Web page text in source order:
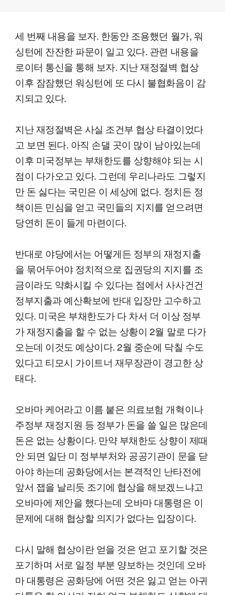
세 번째 내용을 보자. 한동안 조용했던 월가, 워
싱턴에 잔잔한 파문이 일고 있다. 관련 내용을
로이터 통신을 통해 보자. 지난 재정절벽 협상
이후 잠잠했던 워싱턴에 또 다시 불협화음이 감
지되고 있다.
지난 재정절벽은 사실 조건부 협상 타결이었다
고 보면 된다. 아직 손댈 곳이 많이 남아있는데
이후 미국정부는 부채한도를 상향해야 되는 시
점이 다가오고 있다. 그런데 우리나라도 그렇지
만 돈 싫다는 국민은 이 세상에 없다. 정치든 정
책이든 민심을 얻고 국민들의 지지를 얻으려면
당연히 돈이 들게 마련이다.
반대로 야당에서는 어떻게든 정부의 재정지출
을 묶어두어야 정치적으로 집권당의 지지를 조
금이라도 약화시킬 수 있다는 점에서 사사건건
정부지출과 예산확보에 반대 입장만 고수하고
있다. 미국은 부채한도가 다 차서 더 이상 정부
가 재정지출을 할 수 없는 상황이 2월 말로 다가
오는데 이것도 예상이다. 2월 중순에 닥칠 수도
있다고 티모시 가이트너 재무장관이 경고한 상
태다.
오바마 케어라고 이름 붙은 의료보험 개혁이나
주정부 재정지원 등 정부가 돈을 쓸 일은 많은데
돈은 없는 상황이다. 만약 부채한도 상향이 제때
안 되면 일단 미 정부부처와 공공기관이 문을 닫
아야 하는데 공화당에서는 본격적인 난타전에
앞서 잽을 날리듯 조기에 협상을 해보겠느냐고
오바마에 제안을 했다는데 오바마 대통령은 이
문제에 대해 협상할 의지가 없다는 입장이다.
다시 말해 협상이란 얻을 것은 얻고 포기할 것은
포기하며 서로 일정 부분 양보하는 것인데 오바
마 대통령은 공화당에 어떤 것은 잃고 얻는 아귀